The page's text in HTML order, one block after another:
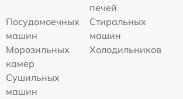
печей
Посудомоечных
машин
Стиральных
машин
Морозильных
камер
Холодильников
Сушильных
машин